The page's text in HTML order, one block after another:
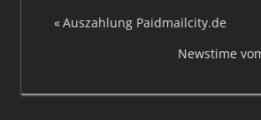
Beitragsnavigation
Vorheriger
Auszahlung Paidmailcity.de
Nächster
Newstime